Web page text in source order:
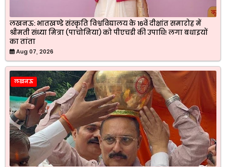
लखनऊ: भातखण्डे संस्कृति विश्वविद्यालय के 16वें दीक्षांत समारोह में
श्रीमती संध्या मित्रा (पाचोनिया) को पीएचडी की उपाधि! लगा बधाइयों
का तांता
Aug 07, 2026
लखनऊ